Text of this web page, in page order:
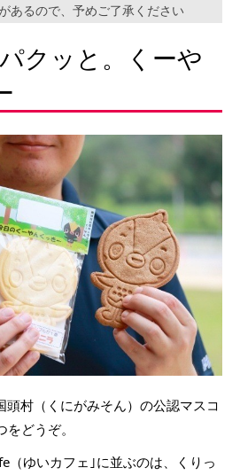
あるので、予めご了承ください
クッと。くーや
村（くにがみそん）の公認マスコ
どうぞ。
（ゆいカフェ｣に並ぶのは、くりっ